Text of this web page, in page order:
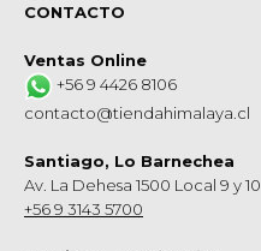
CONTACTO
Ventas Online
+56 9 4426 8106
contacto@tiendahimalaya.cl
Santiago, Lo Barnechea
Av. La Dehesa 1500 Local 9 y 10
+56 9 3143 5700